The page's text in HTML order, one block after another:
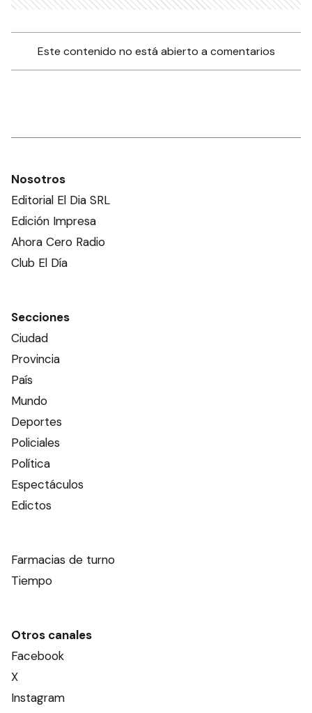
Este contenido no está abierto a comentarios
Nosotros
Editorial El Dia SRL
Edición Impresa
Ahora Cero Radio
Club El Día
Secciones
Ciudad
Provincia
País
Mundo
Deportes
Policiales
Política
Espectáculos
Edictos
Farmacias de turno
Tiempo
Otros canales
Facebook
X
Instagram